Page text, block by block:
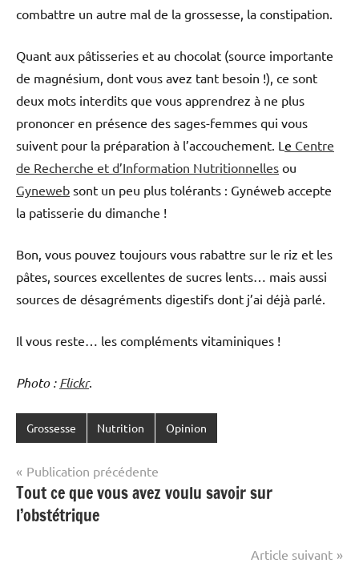
combattre un autre mal de la grossesse, la constipation.
Quant aux pâtisseries et au chocolat (source importante
de magnésium, dont vous avez tant besoin !), ce sont
deux mots interdits que vous apprendrez à ne plus
prononcer en présence des sages-femmes qui vous
suivent pour la préparation à l’accouchement. L e Centre
de Recherche et d’Information Nutritionnelles ou
Gyneweb sont un peu plus tolérants : Gynéweb accepte
la patisserie du dimanche !
Bon, vous pouvez toujours vous rabattre sur le riz et les
pâtes, sources excellentes de sucres lents… mais aussi
sources de désagréments digestifs dont j’ai déjà parlé.
Il vous reste… les compléments vitaminiques !
Photo :Flickr.
Grossesse Nutrition Opinion
Navigation
de
l’article
Publication précédente
Tout ce que vous avez voulu savoir sur
l’obstétrique
Article suivant